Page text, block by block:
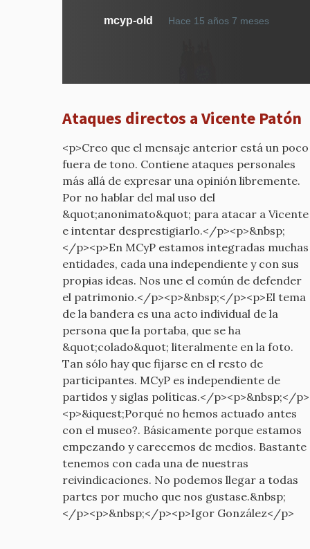
mcyp-old Hace 15 años 7 mesesEn
VISTAS
FUERA
mcyp-
old
Ataques directos a Vicente Patón
<p>Creo que el mensaje anterior está un poco
fuera de tono. Contiene ataques personales
más allá de expresar una opinión libremente.
Por no hablar del mal uso del
&quot;anonimato&quot; para atacar a Vicente
e intentar desprestigiarlo.</p><p>&nbsp;
</p><p>En MCyP estamos integradas muchas
entidades, cada una independiente y con sus
propias ideas. Nos une el común de defender
el patrimonio.</p><p>&nbsp;</p><p>El tema
de la bandera es una acto individual de la
persona que la portaba, que se ha
&quot;colado&quot; literalmente en la foto.
Tan sólo hay que fijarse en el resto de
participantes. MCyP es independiente de
partidos y siglas políticas.</p><p>&nbsp;</p>
<p>&iquest;Porqué no hemos actuado antes
con el museo?. Básicamente porque estamos
empezando y carecemos de medios. Bastante
tenemos con cada una de nuestras
reivindicaciones. No podemos llegar a todas
partes por mucho que nos gustase.&nbsp;
</p><p>&nbsp;</p><p>Igor González</p>